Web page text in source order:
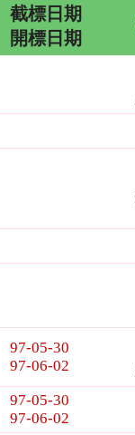
截標日期
開標日期
97-05-30
97-06-02
97-05-30
97-06-02